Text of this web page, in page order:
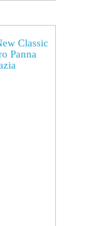
Classic
Panna